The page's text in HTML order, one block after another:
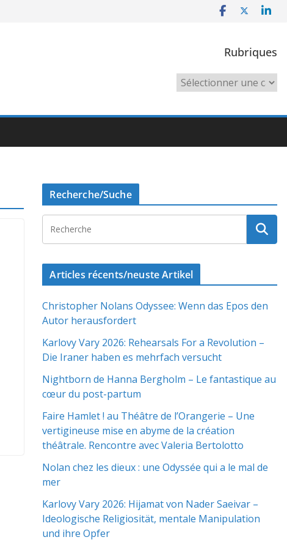
Rubriques
Rubriques
Recherche/Suche
Articles récents/neuste Artikel
Christopher Nolans Odyssee: Wenn das Epos den
Autor herausfordert
Karlovy Vary 2026: Rehearsals For a Revolution –
Die Iraner haben es mehrfach versucht
Nightborn de Hanna Bergholm – Le fantastique au
cœur du post-partum
Faire Hamlet ! au Théâtre de l’Orangerie – Une
vertigineuse mise en abyme de la création
théâtrale. Rencontre avec Valeria Bertolotto
Nolan chez les dieux : une Odyssée qui a le mal de
mer
Karlovy Vary 2026: Hijamat von Nader Saeivar​​ –
Ideologische Religiosität, mentale Manipulation
und ihre Opfer